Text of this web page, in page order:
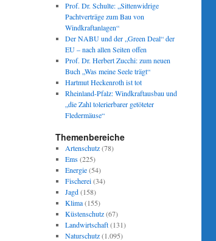
Prof. Dr. Schulte: „Sittenwidrige
Pachtverträge zum Bau von
Windkraftanlagen“
Der NABU und der „Green Deal“ der
EU – nach allen Seiten offen
Prof. Dr. Herbert Zucchi: zum neuen
Buch „Was meine Seele trägt“
Hartmut Heckenroth ist tot
Rheinland-Pfalz: Windkraftausbau und
„die Zahl tolerierbarer getöteter
Fledermäuse“
Themenbereiche
Artenschutz(78)
Ems(225)
Energie(54)
Fischerei(34)
Jagd(158)
Klima(155)
Küstenschutz(67)
Landwirtschaft(131)
Naturschutz(1.095)